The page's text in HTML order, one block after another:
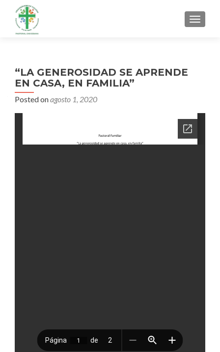
MENU
“LA GENEROSIDAD SE APRENDE
EN CASA, EN FAMILIA”
Posted onagosto 1, 2020